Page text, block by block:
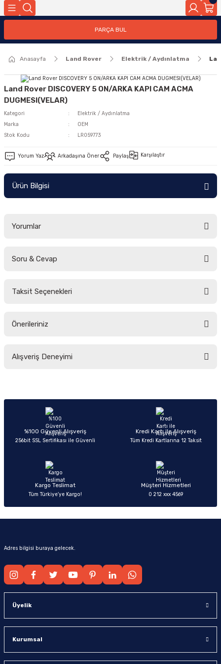
PARÇA BUL
Anasayfa Land Rover Elektrik / Aydınlatma
Land Rover DISCOVERY 5 ON/ARKA KAPI CAM ACMA
DUGMESI(VELAR)
Kategori
Elektrik / Aydınlatma
Marka
OEM
Stok Kodu
LR059773
Yorum Yaz Arkadaşına Öner Paylaş Karşılaştır
Ürün Bilgisi
Yorumlar
Soru & Cevap
Taksit Seçenekleri
Önerileriniz
yetersiz gördüğünüz noktaları öneri formunu kullanarak tarafımıza
Ürün açıklamasında eksik bilgiler bulunuyor.
Ürün bilgilerinde hatalar bulunuyor.
Ürün fiyatı diğer sitelerden daha pahalı.
Alışveriş Deneyimi
Sitemize ilk yorumu siz yapın!
%100 Güvenli Alışveriş
256bit SSL Sertifikası ile Güvenli
Kredi Kartı ile Alışveriş
Tüm Kredi Kartlarına 12 Taksit
Kargo Teslimat
Tüm Türkiye’ye Kargo!
Müşteri Hizmetleri
0 212 xxx 4569
Adres bilgisi buraya gelecek.
Üyelik
Kurumsal